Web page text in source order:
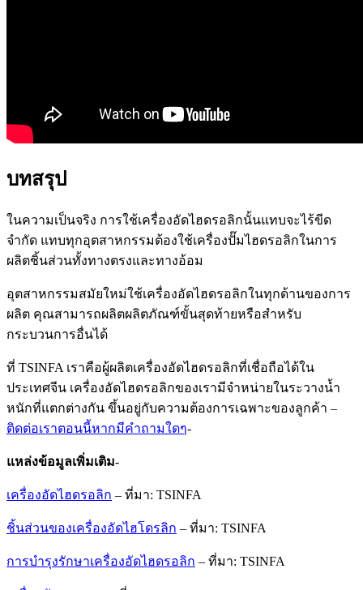
บทสรุป
ในความเป็นจริง การใช้เครื่องอัดไฮดรอลิกนั้นแทบจะไร้ขีด
จำกัด แทบทุกอุตสาหกรรมต้องใช้เครื่องปั๊มไฮดรอลิกในการ
ผลิตชิ้นส่วนทั้งทางตรงและทางอ้อม
อุตสาหกรรมสมัยใหม่ใช้เครื่องอัดไฮดรอลิกในทุกด้านของการ
ผลิต คุณสามารถผลิตผลิตภัณฑ์ขั้นสุดท้ายหรือสำหรับ
กระบวนการอื่นได้
ที่ TSINFA เราคือผู้ผลิตเครื่องอัดไฮดรอลิกที่เชื่อถือได้ใน
ประเทศจีน เครื่องอัดไฮดรอลิกของเรามีจำหน่ายในระวางน้ำ
หนักที่แตกต่างกัน ขึ้นอยู่กับความต้องการเฉพาะของลูกค้า –
ติดต่อเราตอนนี้หากมีคำถามใดๆ-
แหล่งข้อมูลเพิ่มเติม-
เครื่องอัดไฮดรอลิก – ที่มา: TSINFA
ชิ้นส่วนของเครื่องอัดไฮโดรลิก – ที่มา: TSINFA
การบำรุงรักษาเครื่องอัดไฮดรอลิก – ที่มา: TSINFA